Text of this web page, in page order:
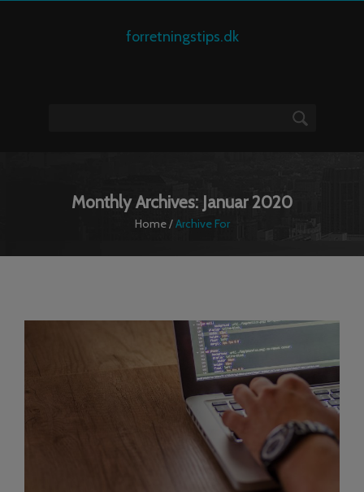
forretningstips.dk
Monthly Archives: Januar 2020
Home/Archive For